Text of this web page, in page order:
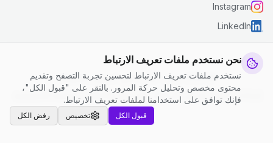
نحن نستخدم ملفات تعريف الارتباط
نستخدم ملفات تعريف الارتباط لتحسين تجربة التصفح وتقديم
محتوى مخصص وتحليل حركة المرور. بالنقر على "قبول الكل"،
فإنك توافق على استخدامنا لملفات تعريف الارتباط.
رفض الكل تخصيص قبول الكل
Instagram
LinkedIn
© 2026 جست كلين. جميع الحقوق محفوظة.
سياسة الخصوصية
الشروط والأحكام | إعدادات ملفات تعريف الارتباط